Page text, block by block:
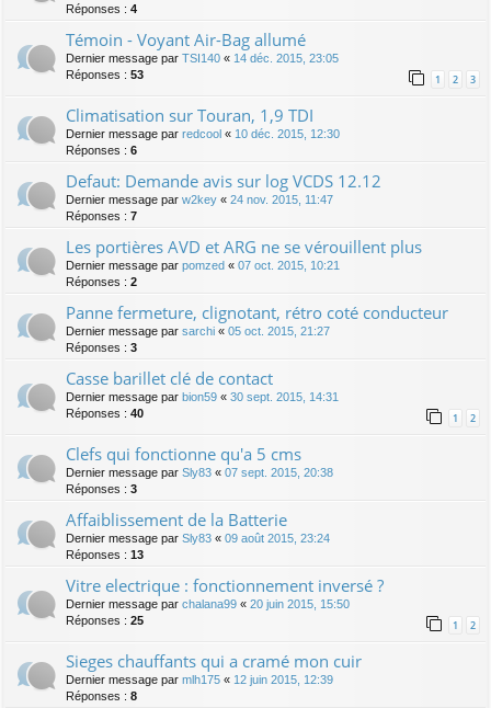
Réponses : 4
Témoin - Voyant Air-Bag allumé
Dernier message par TSI140 « 14 déc. 2015, 23:05
Réponses : 53 1 2 3
Climatisation sur Touran, 1,9 TDI
Dernier message par redcool « 10 déc. 2015, 12:30
Réponses : 6
Defaut: Demande avis sur log VCDS 12.12
Dernier message par w2key « 24 nov. 2015, 11:47
Réponses : 7
Les portières AVD et ARG ne se vérouillent plus
Dernier message par pomzed « 07 oct. 2015, 10:21
Réponses : 2
Panne fermeture, clignotant, rétro coté conducteur
Dernier message par sarchi « 05 oct. 2015, 21:27
Réponses : 3
Casse barillet clé de contact
Dernier message par bion59 « 30 sept. 2015, 14:31
Réponses : 40 1 2
Clefs qui fonctionne qu'a 5 cms
Dernier message par Sly83 « 07 sept. 2015, 20:38
Réponses : 3
Affaiblissement de la Batterie
Dernier message par Sly83 « 09 août 2015, 23:24
Réponses : 13
Vitre electrique : fonctionnement inversé ?
Dernier message par chalana99 « 20 juin 2015, 15:50
Réponses : 25 1 2
Sieges chauffants qui a cramé mon cuir
Dernier message par mlh175 « 12 juin 2015, 12:39
Réponses : 8